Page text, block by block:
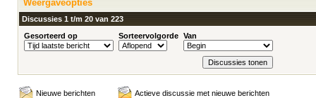
Weergaveopties
Discussies 1 t/m 20 van 223
Gesorteerd op
Sorteervolgorde Van
Nieuwe berichten
Actieve discussie met nieuwe berichten